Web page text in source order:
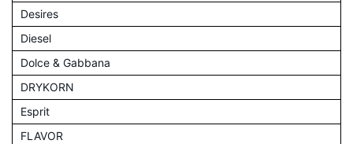
Desires
Diesel
Dolce & Gabbana
DRYKORN
Esprit
FLAVOR